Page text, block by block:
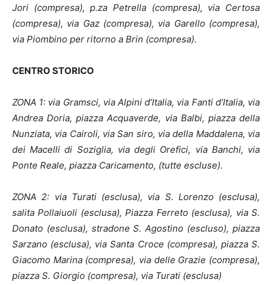
Jori (compresa), p.za Petrella (compresa), via Certosa
(compresa), via Gaz (compresa), via Garello (compresa),
via Piombino per ritorno a Brin (compresa).
CENTRO STORICO
ZONA 1: via Gramsci, via Alpini d’Italia, via Fanti d’Italia, via
Andrea Doria, piazza Acquaverde, via Balbi, piazza della
Nunziata, via Cairoli, via San siro, via della Maddalena, via
dei Macelli di Soziglia, via degli Orefici, via Banchi, via
Ponte Reale, piazza Caricamento, (tutte escluse).
ZONA 2: via Turati (esclusa), via S. Lorenzo (esclusa),
salita Pollaiuoli (esclusa), Piazza Ferreto (esclusa), via S.
Donato (esclusa), stradone S. Agostino (escluso), piazza
Sarzano (esclusa), via Santa Croce (compresa), piazza S.
Giacomo Marina (compresa), via delle Grazie (compresa),
piazza S. Giorgio (compresa), via Turati (esclusa)